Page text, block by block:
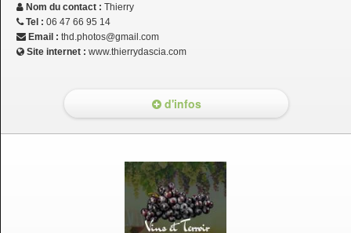
Nom du contact : Thierry
Tel : 06 47 66 95 14
Email : thd.photos@gmail.com
Site internet : www.thierrydascia.com
d'infos